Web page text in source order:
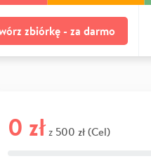
zbiórkę - za darmo
0 zł z 500 zł (Cel)